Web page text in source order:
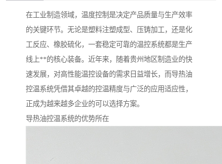
在工业制造领域，温度控制是决定产品质量与生产效率
的关键环节。无论是塑料注塑成型、压铸加工，还是化
工反应、橡胶硫化，一套稳定可靠的温控系统都是生产
线上**的核心装备。近年来，随着贵州地区制造业的快
速发展，对高性能温控设备的需求日益增长，而导热油
控温系统凭借其卓越的控温精度与广泛的应用适应性，
正成为越来越多企业的可以选择方案。
导热油控温系统的优势所在